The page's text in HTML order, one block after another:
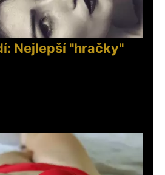
Nejlepší "hračky"